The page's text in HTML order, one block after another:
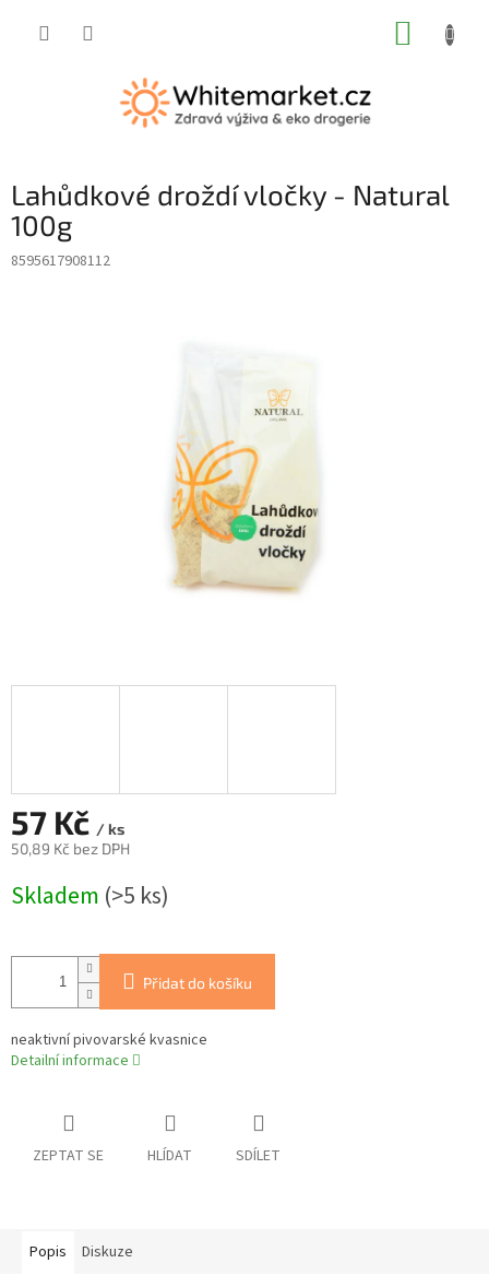
Lahůdkové droždí vločky - Natural
100g
8595617908112
57 Kč / ks
50,89 Kč bez DPH
cena:
Skladem (>5 ks)
Přidat do košíku
neaktivní pivovarské kvasnice
Detailní informace
ZEPTAT SE HLÍDAT SDÍLET
Popis Diskuze